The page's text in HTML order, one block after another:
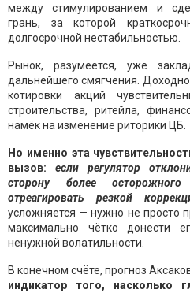
между стимулированием и
грань, за которой
долгосрочной нестабильностью.
Рынок, разумеется, уже
дальнейшего смягчения.
котировки акций
строительства, ритейла,
намёк на изменение риторики ЦБ.
Но именно эта
вызов:
если регулятор
сторону более
отреагировать резкой
усложняется — нужно не просто
максимально чётко донести
ненужной волатильности.
В конечном счёте, прогноз
индикатор того, насколько